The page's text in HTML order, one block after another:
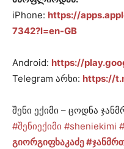
iPhone: https://
7342?l=en-GB
Android: https://
Telegram არხი: https://
შენი ექიმი – ცოდნა
#შენიექიმი #sheniekimi #
გიორგიფხაკაძე